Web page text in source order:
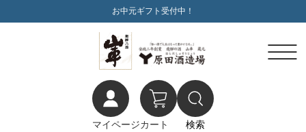
お中元ギフト受付中！
マイページカート 検索